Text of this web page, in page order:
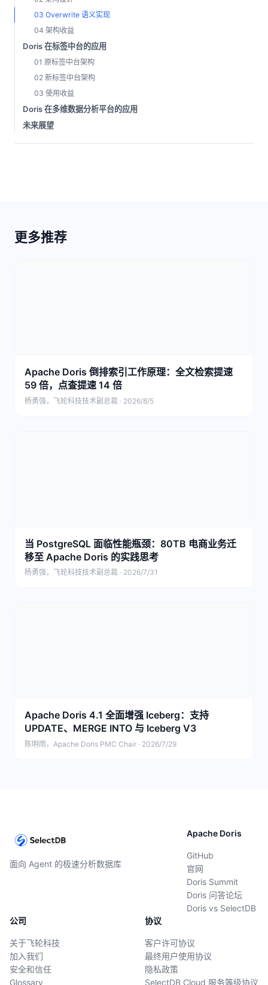
03 Overwrite 语义实现
04 架构收益
Doris 在标签中台的应用
01 原标签中台架构
02 新标签中台架构
03 使用收益
Doris 在多维数据分析平台的应用
未来展望
更多推荐
Apache Doris 倒排索引工作原理：全文检索提速
59 倍，点查提速 14 倍
杨勇强，飞轮科技技术副总裁 · 2026/8/5
当 PostgreSQL 面临性能瓶颈：80TB 电商业务迁
移至 Apache Doris 的实践思考
杨勇强，飞轮科技技术副总裁 · 2026/7/31
Apache Doris 4.1 全面增强 Iceberg：支持
UPDATE、MERGE INTO 与 Iceberg V3
陈明雨，Apache Doris PMC Chair · 2026/7/29
面向 Agent 的极速分析数据库
Apache Doris
GitHub
官网
Doris Summit
Doris 问答论坛
Doris vs SelectDB
公司
关于飞轮科技
加入我们
安全和信任
Glossary
协议
客户许可协议
最终用户使用协议
隐私政策
SelectDB Cloud 服务等级协议